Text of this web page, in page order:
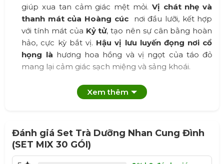
giúp xua tan cảm giác mệt mỏi. Vị chát nhẹ và
thanh mát của Hoàng cúcnơi đầu lưỡi, kết hợp
với tính mát của Kỷ tử, tạo nên sự cân bằng hoàn
hảo, cực kỳ bắt vị. Hậu vị lưu luyến đọng nơi cổ
họng là hương hoa hồng và vị ngọt của táo đỏ
mang lại cảm giác sạch miệng và sảng khoái.
Hướng dẫn sử dụng:
sẽ làm mất các vitamin có lợi trong trà). Tráng ấm
và trà qua một lần nước nóng trong khoảng 15
giây, sau đó châm nước sôi và đợi khoảng 10 phút
Xem thêm
Đánh giá Set Trà Dưỡng Nhan Cung Đình
(SET MIX 30 GÓI)